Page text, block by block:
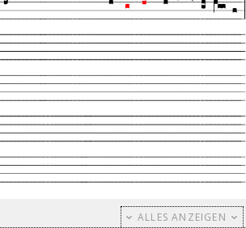
ALLES ANZEIGEN